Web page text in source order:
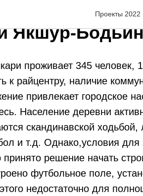
Проекты 2022
Якшур-
проживает 345 человек,
к райцентру, наличие
привлекает городское
Население деревни
скандинавской
и т.д. Однако,условия для
решение начать
футбольное поле,
недостаточно для